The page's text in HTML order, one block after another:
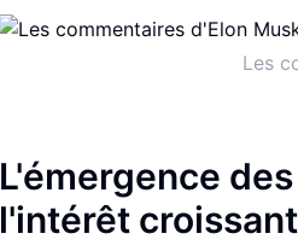
Les
L'émergence
l'intérêt